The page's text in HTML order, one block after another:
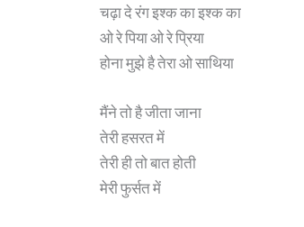
चढ़ा दे रंग इश्क का इश्क का
ओ रे पिया ओ रे प्रिया
होना मुझे है तेरा ओ साथिया
मैंने तो है जीता जाना
तेरी हसरत में
तेरी ही तो बात होती
मेरी फुर्सत में